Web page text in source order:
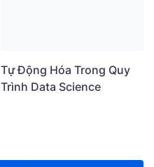
Tự Động Hóa Trong Quy
Trình Data Science